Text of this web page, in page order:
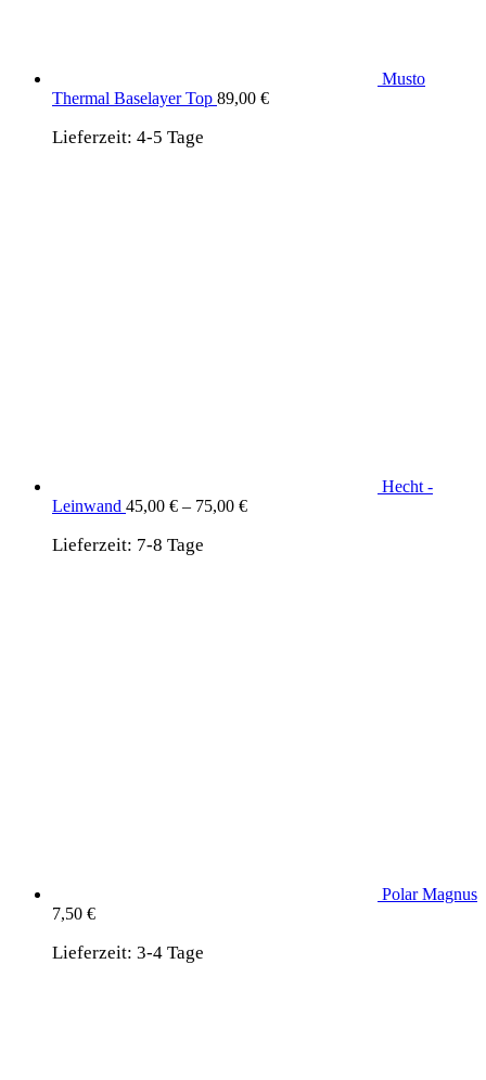
Musto
Thermal Baselayer Top 89,00 €
Lieferzeit: 4-5 Tage
Hecht -
Leinwand 45,00 € – 75,00 €
Lieferzeit: 7-8 Tage
Polar Magnus
7,50 €
Lieferzeit: 3-4 Tage